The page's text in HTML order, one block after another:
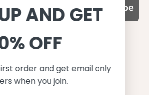
Subscribe
리고 디자인
UV 차단 성능
원단과 소재 사용
AND GET
OFF
first order and get email only
when you join.